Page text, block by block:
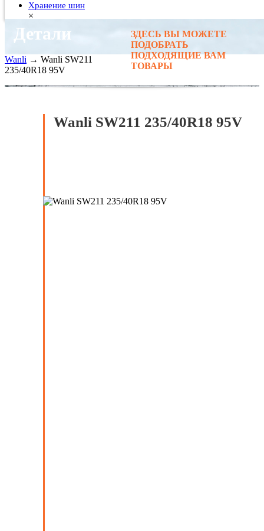
Хранение шин
×
Детали
ЗДЕСЬ ВЫ МОЖЕТЕ
ПОДОБРАТЬ
ПОДХОДЯЩИЕ ВАМ
ТОВАРЫ
Wanli → Wanli SW211
235/40R18 95V
Wanli SW211 235/40R18 95V